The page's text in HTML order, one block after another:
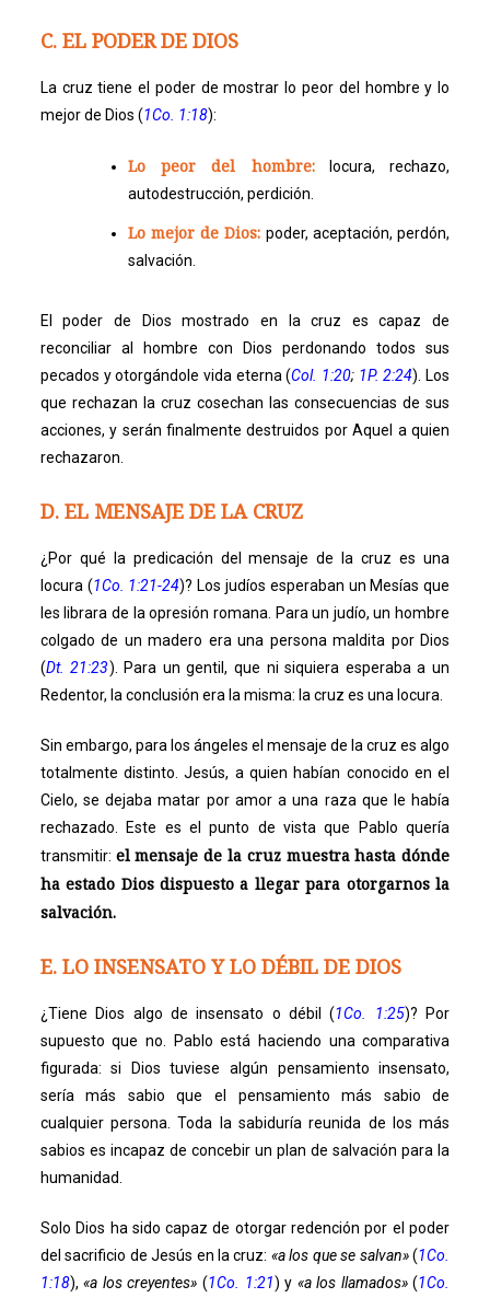
C. EL PODER DE DIOS
La cruz tiene el poder de mostrar lo peor del hombre y lo
mejor de Dios (1Co. 1:18):
Lo peor del hombre:locura, rechazo,
autodestrucción, perdición.
Lo mejor de Dios: poder, aceptación, perdón,
salvación.
El poder de Dios mostrado en la cruz es capaz de
reconciliar al hombre con Dios perdonando todos sus
pecados y otorgándole vida eterna (Col. 1:20; 1P. 2:24). Los
que rechazan la cruz cosechan las consecuencias de sus
acciones, y serán finalmente destruidos por Aquel a quien
rechazaron.
D. EL MENSAJE DE LA CRUZ
¿Por qué la predicación del mensaje de la cruz es una
locura (1Co. 1:21-24)? Los judíos esperaban un Mesías que
les librara de la opresión romana. Para un judío, un hombre
colgado de un madero era una persona maldita por Dios
(Dt. 21:23). Para un gentil, que ni siquiera esperaba a un
Redentor, la conclusión era la misma: la cruz es una locura.
Sin embargo, para los ángeles el mensaje de la cruz es algo
totalmente distinto. Jesús, a quien habían conocido en el
Cielo, se dejaba matar por amor a una raza que le había
rechazado. Este es el punto de vista que Pablo quería
transmitir: el mensaje de la cruz muestra hasta dónde
ha estado Dios dispuesto a llegar para otorgarnos la
salvación.
E. LO INSENSATO Y LO DÉBIL DE DIOS
¿Tiene Dios algo de insensato o débil (1Co. 1:25)? Por
supuesto que no. Pablo está haciendo una comparativa
figurada: si Dios tuviese algún pensamiento insensato,
sería más sabio que el pensamiento más sabio de
cualquier persona. Toda la sabiduría reunida de los más
sabios es incapaz de concebir un plan de salvación para la
humanidad.
Solo Dios ha sido capaz de otorgar redención por el poder
del sacrificio de Jesús en la cruz: «a los que se salvan»(1Co.
1:18),«a los creyentes» (1Co. 1:21) y «a los llamados»(1Co.